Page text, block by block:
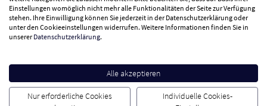
Wir versenden mit
Besuchen Sie uns
Einstellungen womöglich nicht mehr alle Funktionalitäten der Seite zur Verfügung
stehen. Ihre Einwilligung können Sie jederzeit in der Datenschutzerklärung oder
unter den Cookieeinstellungen widerrufen. Weitere Informationen finden Sie in
unsererDatenschutzerklärung.
Alle akzeptieren
Nur erforderliche Cookies
Individuelle Cookies-